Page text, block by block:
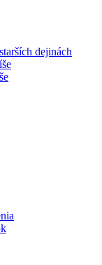
dejinách